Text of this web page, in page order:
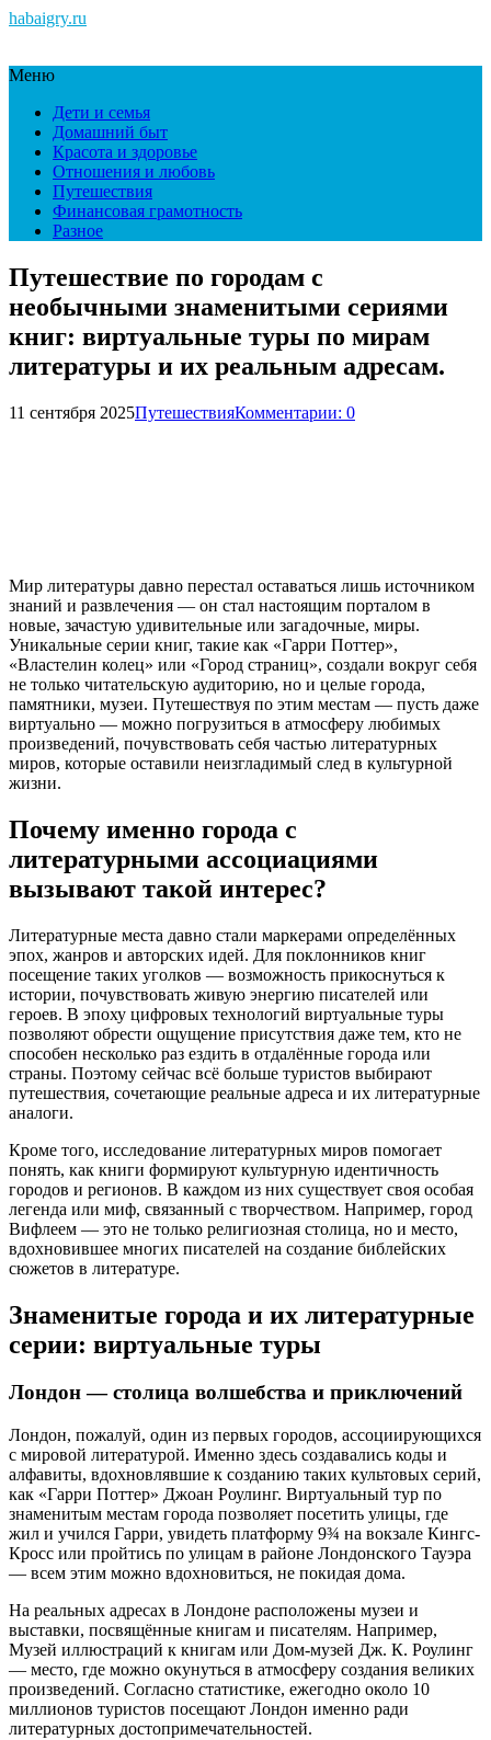
habaigry.ru
Меню
Дети и семья
Домашний быт
Красота и здоровье
Отношения и любовь
Путешествия
Финансовая грамотность
Разное
Путешествие по городам с
необычными знаменитыми сериями
книг: виртуальные туры по мирам
литературы и их реальным адресам.
11 сентября 2025ПутешествияКомментарии: 0
Мир литературы давно перестал оставаться лишь источником
знаний и развлечения — он стал настоящим порталом в
новые, зачастую удивительные или загадочные, миры.
Уникальные серии книг, такие как «Гарри Поттер»,
«Властелин колец» или «Город страниц», создали вокруг себя
не только читательскую аудиторию, но и целые города,
памятники, музеи. Путешествуя по этим местам — пусть даже
виртуально — можно погрузиться в атмосферу любимых
произведений, почувствовать себя частью литературных
миров, которые оставили неизгладимый след в культурной
жизни.
Почему именно города с
литературными ассоциациями
вызывают такой интерес?
Литературные места давно стали маркерами определённых
эпох, жанров и авторских идей. Для поклонников книг
посещение таких уголков — возможность прикоснуться к
истории, почувствовать живую энергию писателей или
героев. В эпоху цифровых технологий виртуальные туры
позволяют обрести ощущение присутствия даже тем, кто не
способен несколько раз ездить в отдалённые города или
страны. Поэтому сейчас всё больше туристов выбирают
путешествия, сочетающие реальные адреса и их литературные
аналоги.
Кроме того, исследование литературных миров помогает
понять, как книги формируют культурную идентичность
городов и регионов. В каждом из них существует своя особая
легенда или миф, связанный с творчеством. Например, город
Вифлеем — это не только религиозная столица, но и место,
вдохновившее многих писателей на создание библейских
сюжетов в литературе.
Знаменитые города и их литературные
серии: виртуальные туры
Лондон — столица волшебства и приключений
Лондон, пожалуй, один из первых городов, ассоциирующихся
с мировой литературой. Именно здесь создавались коды и
алфавиты, вдохновлявшие к созданию таких культовых серий,
как «Гарри Поттер» Джоан Роулинг. Виртуальный тур по
знаменитым местам города позволяет посетить улицы, где
жил и учился Гарри, увидеть платформу 9¾ на вокзале Кингс-
Кросс или пройтись по улицам в районе Лондонского Тауэра
— всем этим можно вдохновиться, не покидая дома.
На реальных адресах в Лондоне расположены музеи и
выставки, посвящённые книгам и писателям. Например,
Музей иллюстраций к книгам или Дом-музей Дж. К. Роулинг
— место, где можно окунуться в атмосферу создания великих
произведений. Согласно статистике, ежегодно около 10
миллионов туристов посещают Лондон именно ради
литературных достопримечательностей.